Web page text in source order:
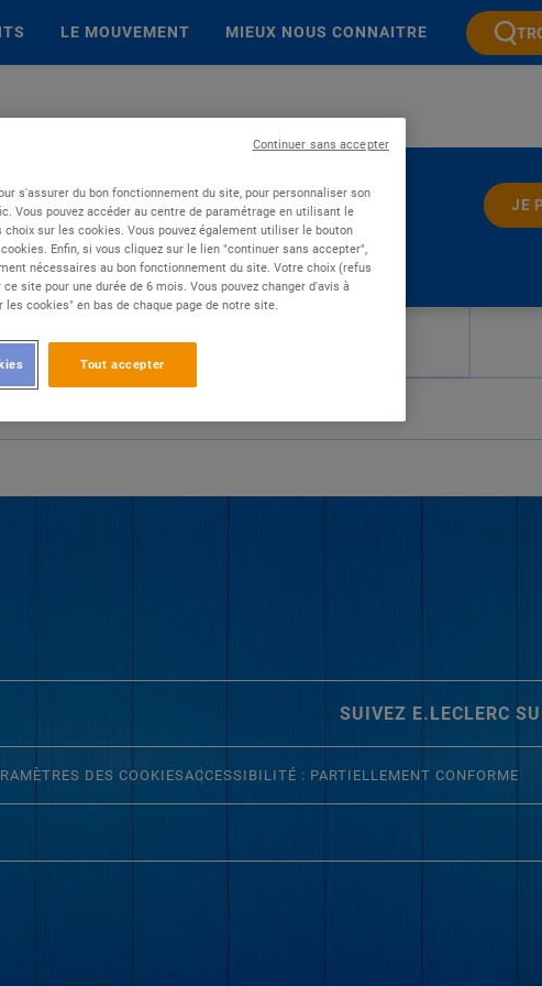
LE MOUVEMENT MIEUX NOUS CONNAITRE
JE
SUIVEZ E.LECLERC
DES COOKIESACCESSIBILITÉ : PARTIELLEMENT CONFORME
s'assurer du bon fonctionnement du site, pour personnaliser son
Vous pouvez accéder au centre de paramétrage en utilisant le
sur les cookies. Vous pouvez également utiliser le bouton
Enfin, si vous cliquez sur le lien "continuer sans accepter",
nécessaires au bon fonctionnement du site. Votre choix (refus
site pour une durée de 6 mois. Vous pouvez changer d'avis à
cookies" en bas de chaque page de notre site.
Tout accepter
Continuer sans accepter